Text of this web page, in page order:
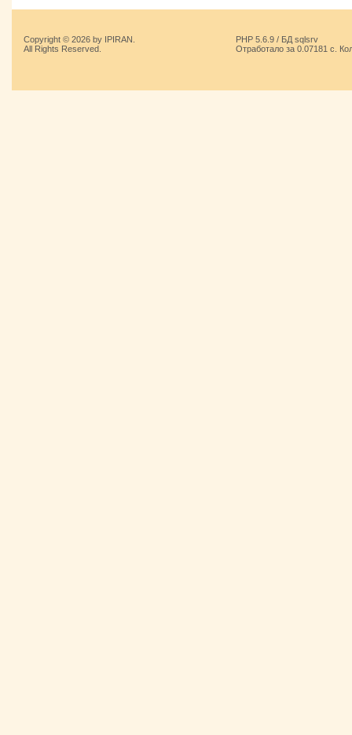
Copyright © 2026 by IPIRAN.
All Rights Reserved.
PHP 5.6.9 / БД sqlsrv
Отработало за 0.07181 с.